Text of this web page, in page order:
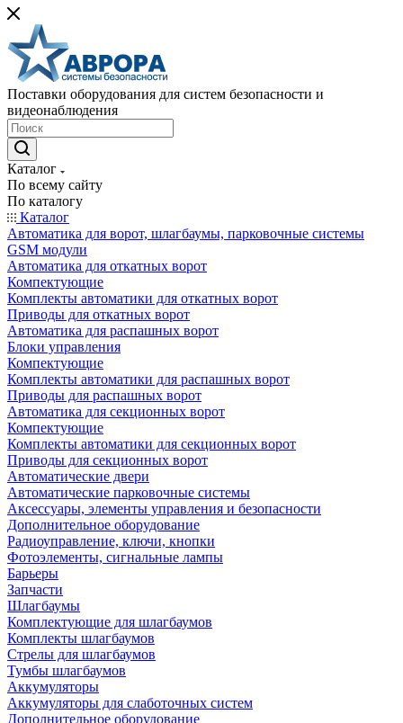
Поставки оборудования для систем безопасности и
видеонаблюдения
Каталог
По всему сайту
По каталогу
Каталог
Автоматика для ворот, шлагбаумы, парковочные системы
GSM модули
Автоматика для откатных ворот
Компектующие
Комплекты автоматики для откатных ворот
Приводы для откатных ворот
Автоматика для распашных ворот
Блоки управления
Компектующие
Комплекты автоматики для распашных ворот
Приводы для распашных ворот
Автоматика для секционных ворот
Компектующие
Комплекты автоматики для секционных ворот
Приводы для секционных ворот
Автоматические двери
Автоматические парковочные системы
Аксессуары, элементы управления и безопасности
Дополнительное оборудование
Радиоуправление, ключи, кнопки
Фотоэлементы, сигнальные лампы
Барьеры
Запчасти
Шлагбаумы
Комплектующие для шлагбаумов
Комплекты шлагбаумов
Стрелы для шлагбаумов
Тумбы шлагбаумов
Аккумуляторы
Аккумуляторы для слаботочных систем
Дополнительное оборудование